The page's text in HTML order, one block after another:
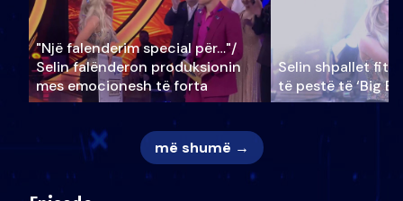
"Një falenderim special për…"/
Selin falënderon produksionin
mes emocionesh të forta
Selin shpallet
të pestë të ‘Big
më shumë →